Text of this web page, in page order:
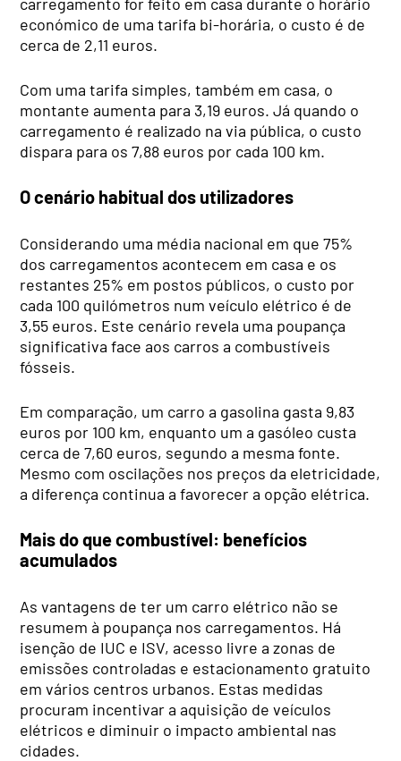
económico de uma tarifa bi-horária, o custo é de
cerca de 2,11 euros.
Com uma tarifa simples, também em casa, o
montante aumenta para 3,19 euros. Já quando o
carregamento é realizado na via pública, o custo
dispara para os 7,88 euros por cada 100 km.
O cenário habitual dos utilizadores
Considerando uma média nacional em que 75%
dos carregamentos acontecem em casa e os
restantes 25% em postos públicos, o custo por
cada 100 quilómetros num veículo elétrico é de
3,55 euros. Este cenário revela uma poupança
significativa face aos carros a combustíveis
fósseis.
Em comparação, um carro a gasolina gasta 9,83
euros por 100 km, enquanto um a gasóleo custa
cerca de 7,60 euros, segundo a mesma fonte.
Mesmo com oscilações nos preços da eletricidade,
a diferença continua a favorecer a opção elétrica.
Mais do que combustível: benefícios
acumulados
As vantagens de ter um carro elétrico não se
resumem à poupança nos carregamentos. Há
isenção de IUC e ISV, acesso livre a zonas de
emissões controladas e estacionamento gratuito
em vários centros urbanos. Estas medidas
procuram incentivar a aquisição de veículos
elétricos e diminuir o impacto ambiental nas
cidades.